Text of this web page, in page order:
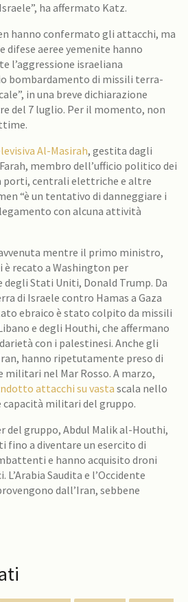
ha affermato Katz.
hanno confermato gli attacchi, ma
difese aeree yemenite hanno
l’aggressione israeliana
bombardamento di missili terra-
in una breve dichiarazione
del 7 luglio. Per il momento, non
Al-Masirah, gestita dagli
membro dell’ufficio politico dei
porti, centrali elettriche e altre
“è un tentativo di danneggiare i
con alcuna attività
avvenuta mentre il primo ministro,
è recato a Washington per
Stati Uniti, Donald Trump. Da
di Israele contro Hamas a Gaza
ebraico è stato colpito da missili
e degli Houthi, che affermano
con i palestinesi. Anche gli
hanno ripetutamente preso di
militari nel Mar Rosso. A marzo,
attacchi su vasta scala nello
capacità militari del gruppo.
del gruppo, Abdul Malik al-Houthi,
fino a diventare un esercito di
e hanno acquisito droni
Saudita e l’Occidente
dall’Iran, sebbene